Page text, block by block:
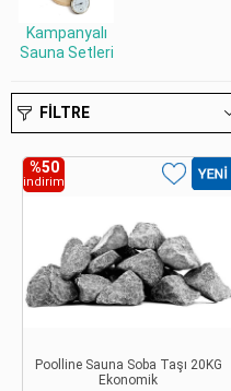
Kampanyalı
Sauna Setleri
FILTRE
%50
indirim
Poolline Sauna Soba Taşı 20KG
Ekonomik